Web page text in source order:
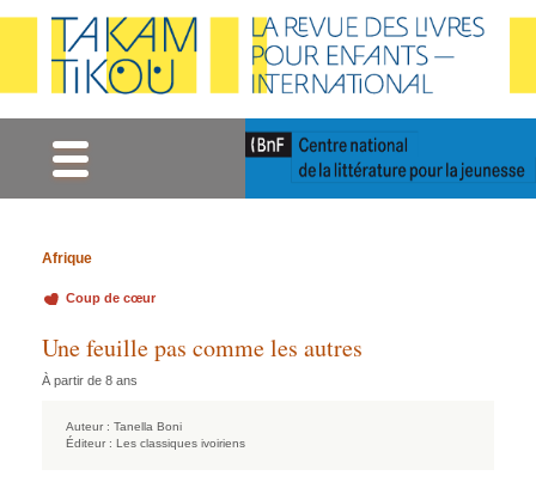
Afrique
Coup de cœur
Une feuille pas comme les autres
À partir de 8 ans
Auteur : Tanella Boni
Éditeur : Les classiques ivoiriens